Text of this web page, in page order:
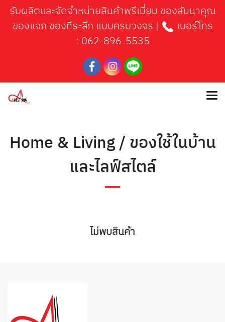
รับผลิตและจัดจำหน่ายสินค้าพรีเมี่ยม ของสัมนาคุณ
ของแจก ของที่ระลึก แบบครบวงจร |
เบอร์โทร
: 062-896-5535
Home & Living / ของใช้ในบ้าน
และไลฟ์สไตล์
ไม่พบสินค้า